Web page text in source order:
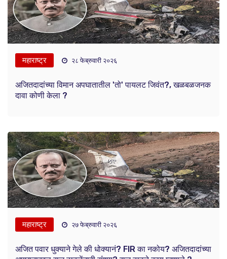
महाराष्ट्र २८ फेब्रुवारी २०२६
अजितदादांच्या विमान अपघातातील 'तो' पायलट जिवंत?, खळबळजनक
दावा कोणी केला ?
महाराष्ट्र २७ फेब्रुवारी २०२६
अजित पवार धुक्याने गेले की धोक्यानं? FIR का नकोय? अजितदादांच्या